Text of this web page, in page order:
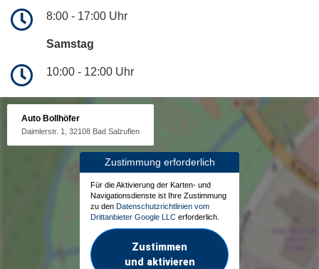
8:00 - 17:00 Uhr
Samstag
10:00 - 12:00 Uhr
Auto Bollhöfer
Daimlerstr. 1, 32108 Bad Salzuflen
Zustimmung erforderlich
Für die Aktivierung der Karten- und
Navigationsdienste ist Ihre Zustimmung
zu den Datenschutzrichtlinien vom
Drittanbieter Google LLC erforderlich.
Zustimmen
und aktivieren